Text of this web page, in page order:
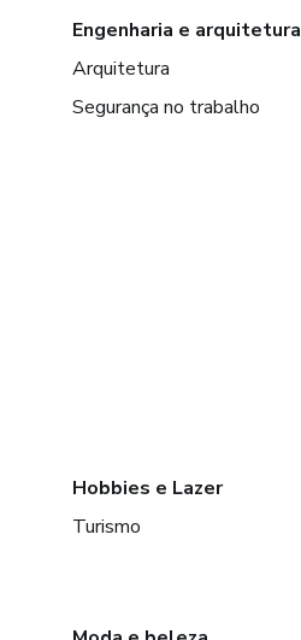
Engenharia e arquitetura
Arquitetura
Segurança no trabalho
Hobbies e Lazer
Turismo